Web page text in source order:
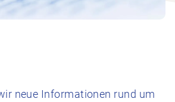
neue Informationen rund um